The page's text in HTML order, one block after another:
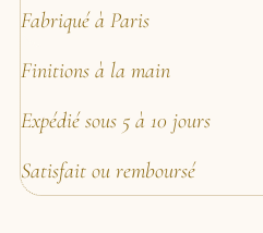
Fabriqué à Paris
Finitions à la main
Expédié sous 5 à 10 jours
Satisfait ou remboursé